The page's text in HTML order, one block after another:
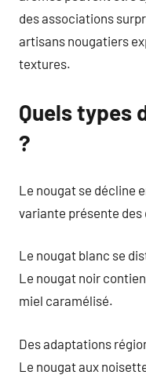
des associations
artisans nougatiers
textures.
Quels types
?
Le nougat se décline
variante présente
Le nougat blanc se
Le nougat noir
miel caramélisé.
Des adaptations
Le nougat aux